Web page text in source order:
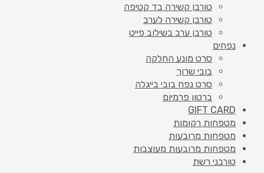
טורבן קשירה בד קטיפה
טורבן קשירה לערב
טורבן ערב בשילוב פייט
נפחים
סרט מונע החלקה
בובי שרוך
סרט נפח בובי בייגלה
ברטון פרמיום
GIFT CARD
מטפחות רקומות
מטפחות מרובעות
מטפחות מרובעות מעוצבות
טורבני רשת